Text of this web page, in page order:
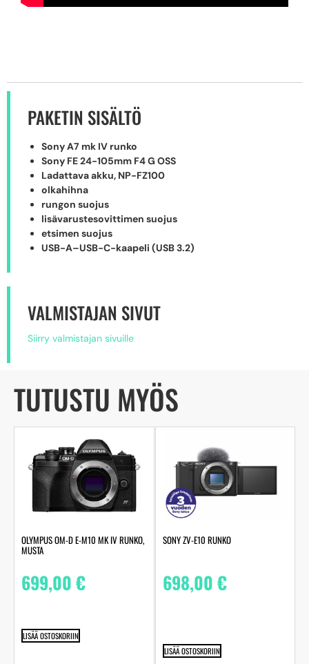
PAKETIN SISÄLTÖ
Sony A7 mk IV runko
Sony FE 24-105mm F4 G OSS
Ladattava akku, NP-FZ100
olkahihna
rungon suojus
lisävarustesovittimen suojus
etsimen suojus
USB-A–USB-C-kaapeli (USB 3.2)
VALMISTAJAN SIVUT
Siirry valmistajan sivuille
TUTUSTU MYÖS
OLYMPUS OM-D E-M10 MK IV RUNKO,
MUSTA
699,00€
LISÄÄ OSTOSKORIIN
SONY ZV-E10 RUNKO
698,00€
LISÄÄ OSTOSKORIIN